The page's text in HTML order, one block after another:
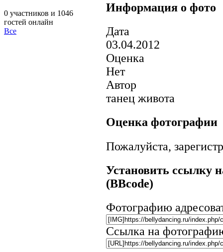
Информация о фото
Дата
03.04.2012
Оценка
Нет
Автор
танец живота
Оценка фотографии
Пожалуйста,
Установить ссылку
(BBcode)
Фотографию
Ссылка на
0 участников и 1046
гостей онлайн
Все